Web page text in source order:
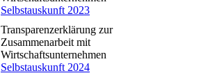
Selbstauskunft 2023
Transparenzerklärung zur
Zusammenarbeit mit
Wirtschaftsunternehmen
Selbstauskunft 2024